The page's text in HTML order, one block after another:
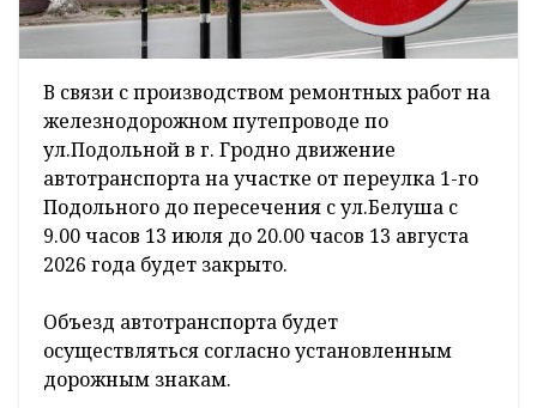
В связи с производством ремонтных работ на
железнодорожном путепроводе по
ул.Подольной в г. Гродно движение
автотранспорта на участке от переулка 1-го
Подольного до пересечения с ул.Белуша с
9.00 часов 13 июля до 20.00 часов 13 августа
2026 года будет закрыто.
Объезд автотранспорта будет
осуществляться согласно установленным
дорожным знакам.